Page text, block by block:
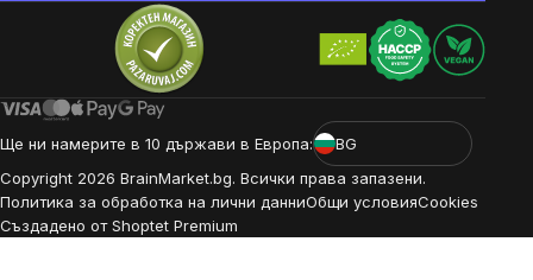
Ще ни намерите в 10 държави в Европа:
BG
Copyright 2026 BrainMarket.bg. Всички права запазени.
Политика за обработка на лични данниОбщи условияCookies
Създадено от Shoptet Premium